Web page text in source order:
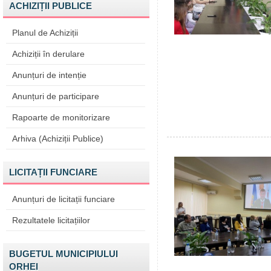
ACHIZIȚII PUBLICE
Planul de Achiziții
Achiziții în derulare
Anunțuri de intenție
Anunțuri de participare
Rapoarte de monitorizare
Arhiva (Achiziții Publice)
LICITAȚII FUNCIARE
Anunțuri de licitații funciare
Rezultatele licitațiilor
BUGETUL MUNICIPIULUI
ORHEI